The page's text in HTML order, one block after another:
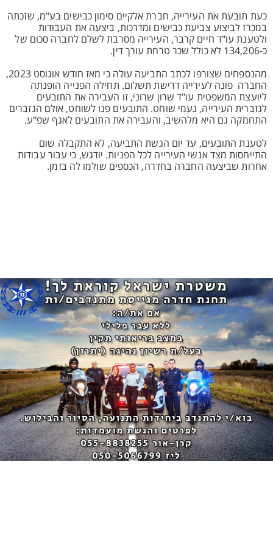
כעת תובעת את העירייה, חברת אלקיים סימון כבישים בע"מ, שזכתה
במכרז לביצוע צביעת כבישים ומדרכות, ביצעה את העבודות
ולטענת עו"ד חיים קרבר, העירייה מסרבת לשלם לחברה סכום של
כ-134,206 לא כולל שכר טרחת עורך דין.
מהנספחים שצורפו לכתב התביעה עולה כי מאז חודש אוגוסט 2023,
החברה פונה לעירייה דרישת תשלום. תחילה הפנייה הופנתה
ליועצת המשפטית עו"ד שרון שרוני, זו העבירה את התובעים
לגזברית העירייה, נעמי שוחט. התובעים פנו לשוחט, אולם הגזברים
התחמקה גם היא מלהשיב, והעבירה את התובעים לאגף שפ"ע.
לטענת התובעים, עד יום הגשת התביעה, לא התקבלה שום
התייחסות מצד אנשי העירייה לכל הפניות. יודגש, כי עבור עבודות
אחרות שביצעה החברה בחדרה, הכספים שולמו לה בזמן.